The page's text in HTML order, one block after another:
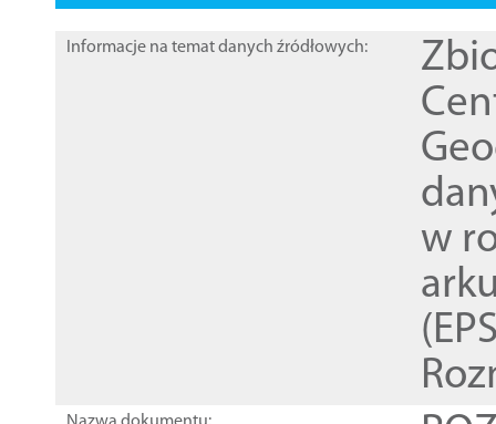
Informacje na temat danych źródłowych:
w